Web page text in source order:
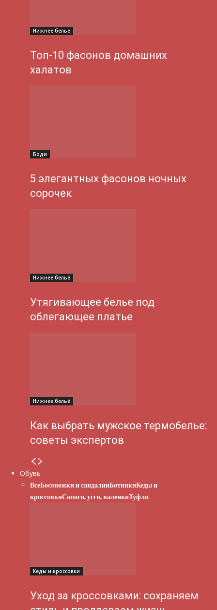
Нижнее бельё
Топ-10 фасонов домашних
халатов
Боди
5 элегантных фасонов ночных
сорочек
Нижнее бельё
Утягивающее белье под
облегающее платье
Нижнее бельё
Как выбрать мужское термобелье:
советы экспертов
Обувь
ВсеБосоножки и сандалииБотинкиКеды и
кроссовкиСапоги, угги, валенкиТуфли
Кеды и кроссовки
Уход за кроссовками: сохраняем